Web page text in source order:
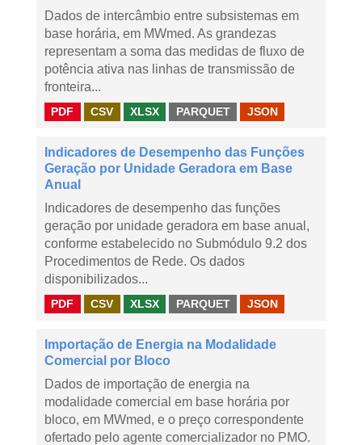
Dados de intercâmbio entre subsistemas em
base horária, em MWmed. As grandezas
representam a soma das medidas de fluxo de
potência ativa nas linhas de transmissão de
fronteira...
PDF CSV XLSX PARQUET JSON
Indicadores de Desempenho das Funções
Geração por Unidade Geradora em Base
Anual
Indicadores de desempenho das funções
geração por unidade geradora em base anual,
conforme estabelecido no Submódulo 9.2 dos
Procedimentos de Rede. Os dados
disponibilizados...
PDF CSV XLSX PARQUET JSON
Importação de Energia na Modalidade
Comercial por Bloco
Dados de importação de energia na
modalidade comercial em base horária por
bloco, em MWmed, e o preço correspondente
ofertado pelo agente comercializador no PMO.